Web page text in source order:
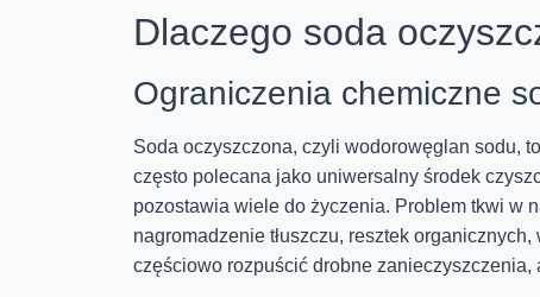
Dlaczego soda
Ograniczenia chemiczne
Soda oczyszczona, czyli wodorowęglan sodu,
często polecana jako uniwersalny środek
pozostawia wiele do życzenia. Problem tkwi w
nagromadzenie tłuszczu, resztek
częściowo rozpuścić drobne